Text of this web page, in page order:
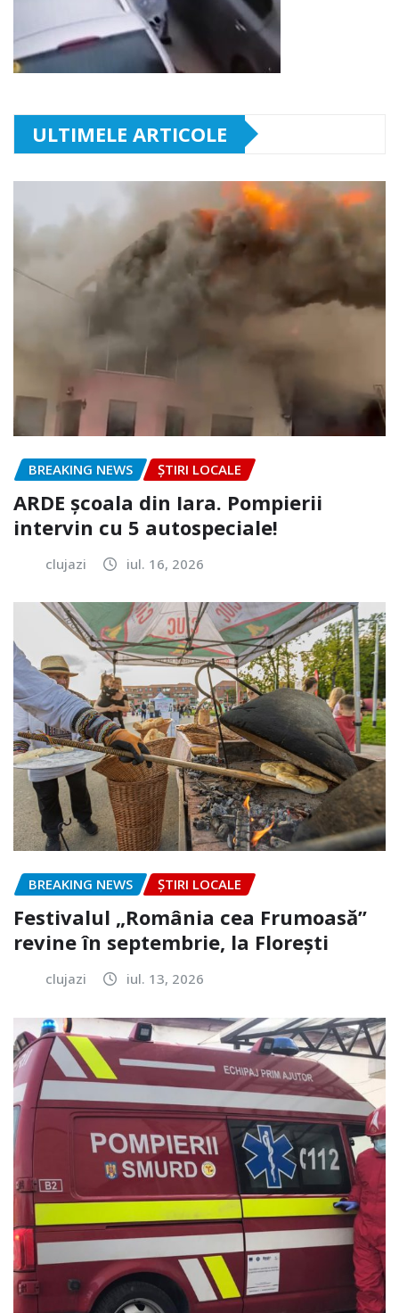
ULTIMELE ARTICOLE
BREAKING NEWS ȘTIRI LOCALE
ARDE școala din Iara. Pompierii
intervin cu 5 autospeciale!
clujazi iul. 16, 2026
BREAKING NEWS ȘTIRI LOCALE
Festivalul „România cea Frumoasă”
revine în septembrie, la Florești
clujazi iul. 13, 2026